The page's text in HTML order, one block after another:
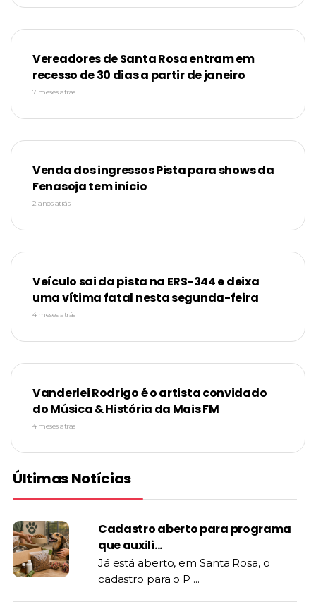
Vereadores de Santa Rosa entram em
recesso de 30 dias a partir de janeiro
7 meses atrás
Venda dos ingressos Pista para shows da
Fenasoja tem início
2 anos atrás
Veículo sai da pista na ERS-344 e deixa
uma vítima fatal nesta segunda-feira
4 meses atrás
Vanderlei Rodrigo é o artista convidado
do Música & História da Mais FM
4 meses atrás
Últimas Notícias
Cadastro aberto para programa
que auxili...
Já está aberto, em Santa Rosa, o
cadastro para o P ...